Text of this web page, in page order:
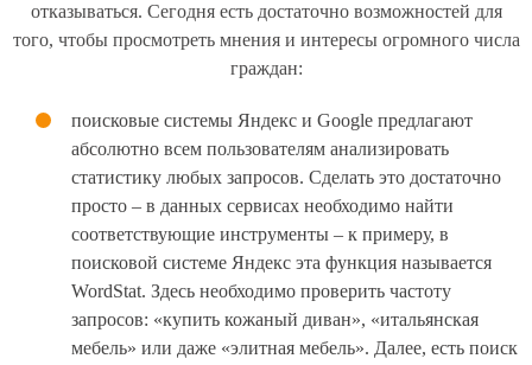
отказываться. Сегодня есть достаточно возможностей для
того, чтобы просмотреть мнения и интересы огромного числа
граждан:
поисковые системы Яндекс и Google предлагают
абсолютно всем пользователям анализировать
статистику любых запросов. Сделать это достаточно
просто – в данных сервисах необходимо найти
соответствующие инструменты – к примеру, в
поисковой системе Яндекс эта функция называется
WordStat. Здесь необходимо проверить частоту
запросов: «купить кожаный диван», «итальянская
мебель» или даже «элитная мебель». Далее, есть поиск